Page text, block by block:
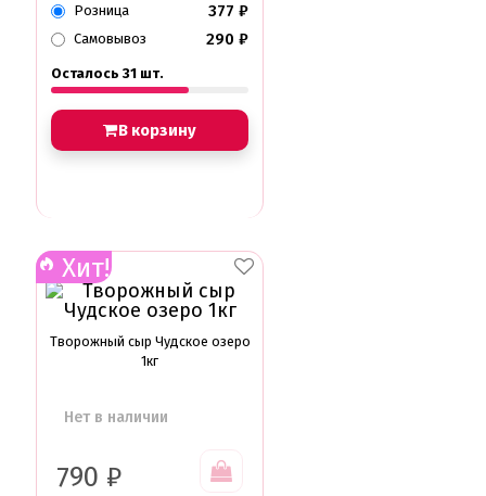
Розница 377 ₽
Самовывоз 290 ₽
Осталось 31 шт.
В корзину
Хит!
Творожный сыр Чудское озеро
1кг
Нет в наличии
790 ₽